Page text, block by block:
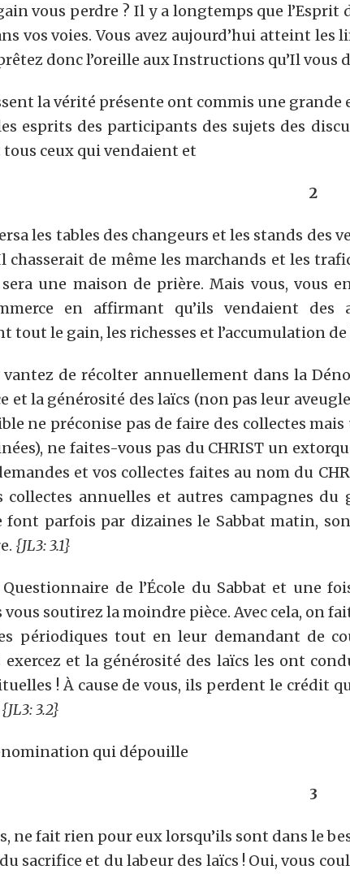
vous perdre ? Il y a longtemps que
vos voies. Vous avez aujourd’hui atteint les
donc l’oreille aux Instructions qu’Il vous
la vérité présente ont commis une
esprits des participants des sujets des
tous ceux qui vendaient et
2
les tables des changeurs et les stands des
chasserait de même les marchands et les
une maison de prière. Mais vous, vous
en affirmant qu’ils vendaient
tout le gain, les richesses et l’accumulation
de récolter annuellement dans la
et la générosité des laïcs (non pas leur
ne préconise pas de faire des collectes
ne faites-vous pas du CHRIST un
et vos collectes faites au nom du
annuelles et autres campagnes du
font parfois par dizaines le Sabbat matin,
{JL3: 3.1}
de l’École du Sabbat et une
soutirez la moindre pièce. Avec cela, on
périodiques tout en leur demandant de
exercez et la générosité des laïcs les ont
! À cause de vous, ils perdent le crédit
{JL3: 3.2}
qui dépouille
3
ne fait rien pour eux lorsqu’ils sont dans le
sacrifice et du labeur des laïcs ! Oui, vous